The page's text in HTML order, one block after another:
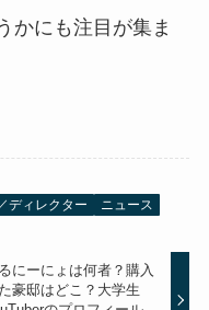
かにも注目が集ま
ディレクター ニュース
にーにょは何者？購入
豪邸はどこ？大学生